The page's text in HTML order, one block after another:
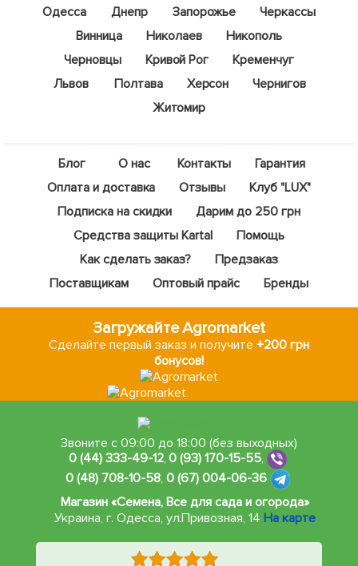
Одесса
Днепр Запорожье
Черкассы
Винница
Николаев
Никополь
Черновцы
Кривой Рог
Кременчуг
Львов
Полтава Херсон
Чернигов
Житомир
Блог О нас Контакты
Гарантия
Оплата и доставка
Отзывы
Клуб "LUX"
Подписка на скидки
Дарим до 250 грн
Средства защиты Kartal
Помощь
Как сделать заказ?
Предзаказ
Поставщикам
Оптовый прайс Бренды
Загружайте Agromarket
Сделайте первый заказ и получите +200 грн
бонусов!
Звоните с 09:00 до 18:00 (без выходных)
0 (44) 333-49-12,0 (93) 170-15-55,
0 (48) 708-10-58, 0 (67) 004-06-36
Магазин «Семена, Все для сада и огорода»
Украина, г. Одесса, ул.Привозная, 14 На карте